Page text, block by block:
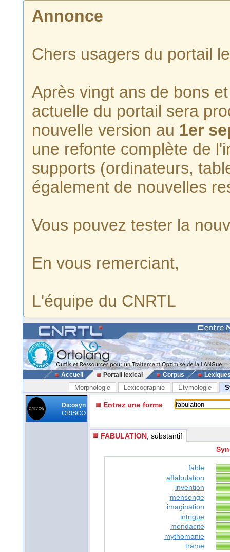
Annonce
Chers usagers du portail
Après vingt ans de bons
actuelle du portail sera
nouvelle version au 1er
une refonte complète de
supports (ordinateurs,
également de nouvelles
Vous pouvez tester la
En vous remerciant,
L'équipe du CNRTL
Accueil Portail lexical Corpus
Morphologie Lexicographie Etymologie
Dicosyn
CRISCO
Entrez une forme
FABULATION , substantif
fable
affabulation
invention
mensonge
imagination
intrigue
mendacité
mythomanie
trame